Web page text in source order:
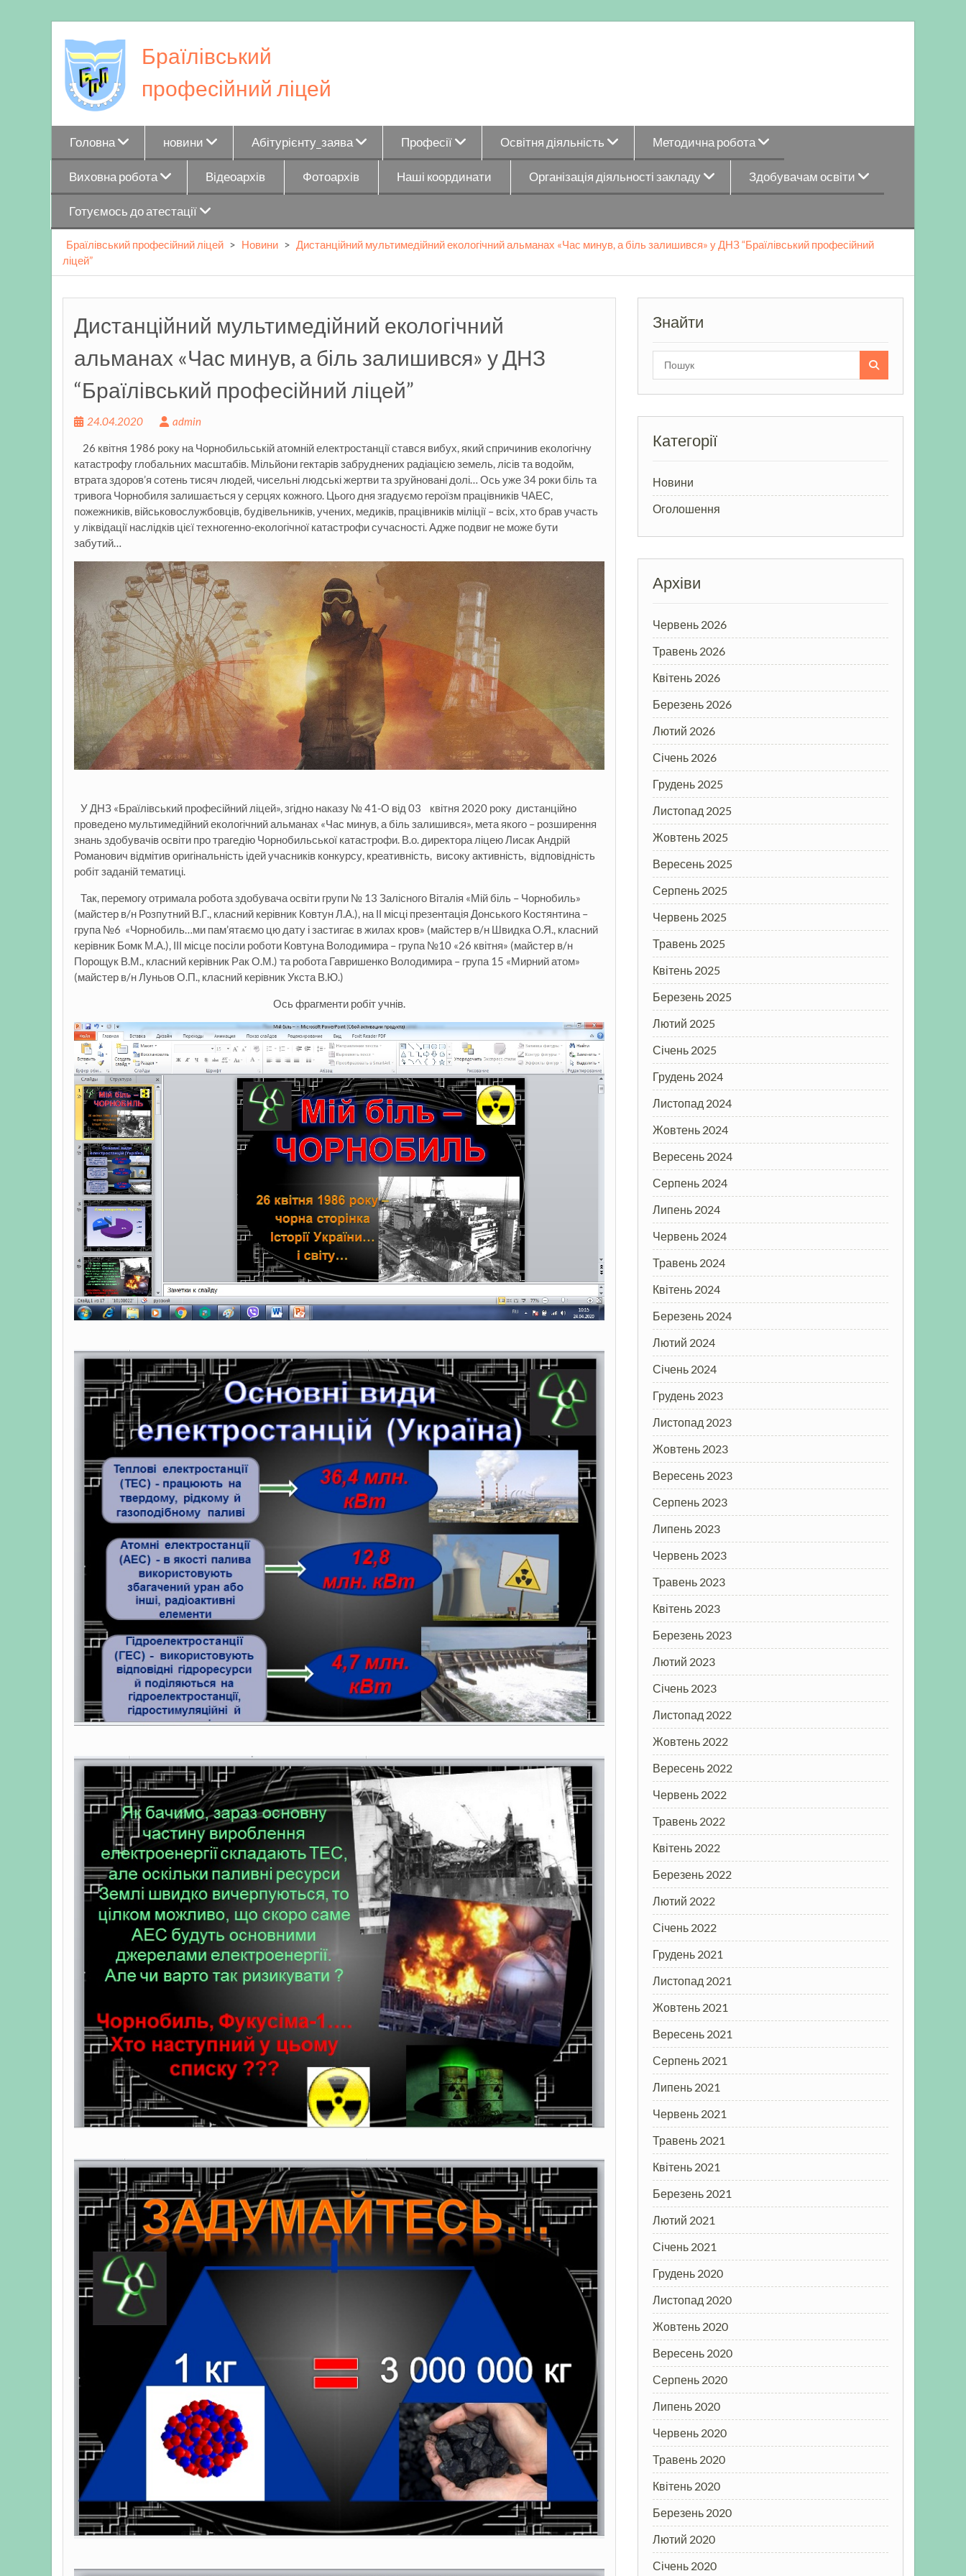
to
content
Браїлівський
професійний ліцей
Головна новини Абітурієнту_заява Професії Освітня діяльність Методична робота
Виховна робота Відеоархів Фотоархів Наші координати Організація діяльності закладу Здобувачам освіти
Готуємось до атестації
Браїлівський професійний ліцей > Новини > Дистанційний мультимедійний екологічний альманах «Час минув, а біль залишився» у ДНЗ “Браїлівський професійний
ліцей”
Дистанційний мультимедійний екологічний
альманах «Час минув, а біль залишився» у ДНЗ
“Браїлівський професійний ліцей”
24.04.2020 admin
26 квітня 1986 року на Чорнобильській атомній електростанції стався вибух, який спричинив екологічну
катастрофу глобальних масштабів. Мільйони гектарів забруднених радіацією земель, лісів та водойм,
втрата здоров’я сотень тисяч людей, чисельні людські жертви та зруйновані долі… Ось уже 34 роки біль та
тривога Чорнобиля залишається у серцях кожного. Цього дня згадуємо героїзм працівників ЧАЕС,
пожежників, військовослужбовців, будівельників, учених, медиків, працівників міліції – всіх, хто брав участь
у ліквідації наслідків цієї техногенно-екологічної катастрофи сучасності. Адже подвиг не може бути
забутий…
У ДНЗ «Браїлівський професійний ліцей», згідно наказу № 41-О від 03 квітня 2020 року дистанційно
проведено мультимедійний екологічний альманах «Час минув, а біль залишився», мета якого – розширення
знань здобувачів освіти про трагедію Чорнобильської катастрофи. В.о. директора ліцею Лисак Андрій
Романович відмітив оригінальність ідей учасників конкурсу, креативність, високу активність, відповідність
робіт заданій тематиці.
Так, перемогу отримала робота здобувача освіти групи № 13 Залісного Віталія «Мій біль – Чорнобиль»
(майстер в/н Розпутний В.Г., класний керівник Ковтун Л.А.), на ІІ місці презентація Донського Костянтина –
група №6 «Чорнобиль…ми пам’ятаємо цю дату і застигає в жилах кров» (майстер в/н Швидка О.Я., класний
керівник Бомк М.А.), ІІІ місце посіли роботи Ковтуна Володимира – група №10 «26 квітня» (майстер в/н
Порощук В.М., класний керівник Рак О.М.) та робота Гавришенко Володимира – група 15 «Мирний атом»
(майстер в/н Луньов О.П., класний керівник Укста В.Ю.)
Ось фрагменти робіт учнів.
Знайти
Категорії
Новини
Оголошення
Архіви
Червень 2026
Травень 2026
Квітень 2026
Березень 2026
Лютий 2026
Січень 2026
Грудень 2025
Листопад 2025
Жовтень 2025
Вересень 2025
Серпень 2025
Червень 2025
Травень 2025
Квітень 2025
Березень 2025
Лютий 2025
Січень 2025
Грудень 2024
Листопад 2024
Жовтень 2024
Вересень 2024
Серпень 2024
Липень 2024
Червень 2024
Травень 2024
Квітень 2024
Березень 2024
Лютий 2024
Січень 2024
Грудень 2023
Листопад 2023
Жовтень 2023
Вересень 2023
Серпень 2023
Липень 2023
Червень 2023
Травень 2023
Квітень 2023
Березень 2023
Лютий 2023
Січень 2023
Листопад 2022
Жовтень 2022
Вересень 2022
Червень 2022
Травень 2022
Квітень 2022
Березень 2022
Лютий 2022
Січень 2022
Грудень 2021
Листопад 2021
Жовтень 2021
Вересень 2021
Серпень 2021
Липень 2021
Червень 2021
Травень 2021
Квітень 2021
Березень 2021
Лютий 2021
Січень 2021
Грудень 2020
Листопад 2020
Жовтень 2020
Вересень 2020
Серпень 2020
Липень 2020
Червень 2020
Травень 2020
Квітень 2020
Березень 2020
Лютий 2020
Січень 2020